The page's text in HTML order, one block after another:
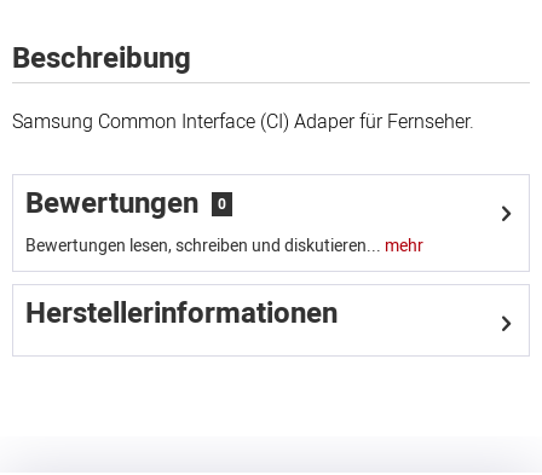
Beschreibung
Samsung Common Interface (CI) Adaper für Fernseher.
Bewertungen 0
Bewertungen lesen, schreiben und diskutieren... mehr
Herstellerinformationen